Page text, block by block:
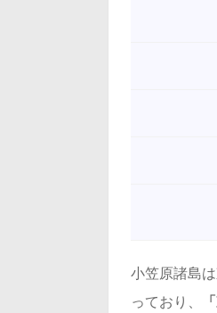
小笠原諸島
っており、